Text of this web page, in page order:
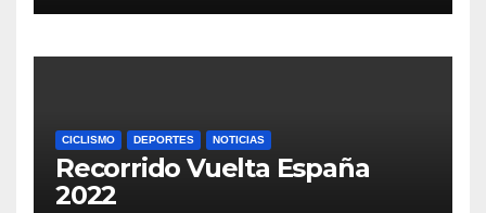
CICLISMO DEPORTES NOTICIAS
Recorrido Vuelta España
2022